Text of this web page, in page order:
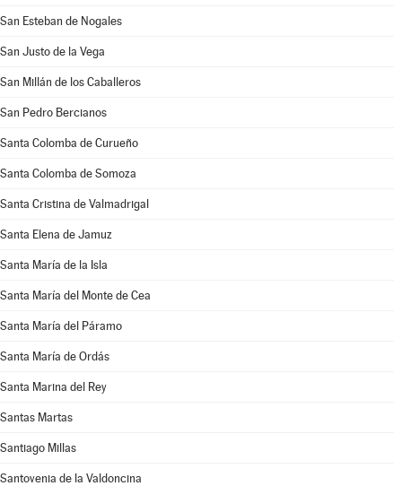
San Esteban de Nogales
San Justo de la Vega
San Millán de los Caballeros
San Pedro Bercianos
Santa Colomba de Curueño
Santa Colomba de Somoza
Santa Cristina de Valmadrigal
Santa Elena de Jamuz
Santa María de la Isla
Santa María del Monte de Cea
Santa María del Páramo
Santa María de Ordás
Santa Marina del Rey
Santas Martas
Santiago Millas
Santovenia de la Valdoncina